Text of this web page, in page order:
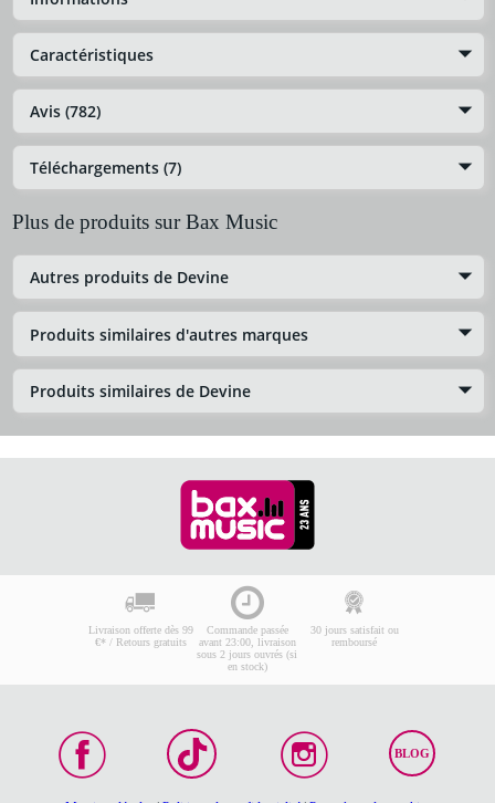
Caractéristiques
Avis (782)
Téléchargements (7)
Plus de produits sur Bax Music
Autres produits de Devine
Produits similaires d'autres marques
Produits similaires de Devine
Livraison offerte dès 99
€* / Retours gratuits
Commande passée
avant 23:00, livraison
sous 2 jours ouvrés (si
en stock)
30 jours satisfait ou
remboursé
BLOG